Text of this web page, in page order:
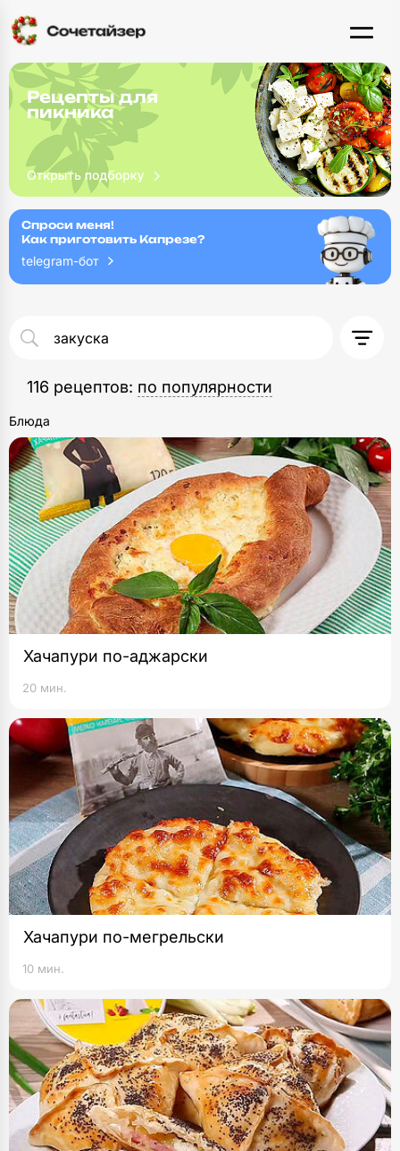
Рецепты для
пикника
Спроси меня!
Как приготовить Капрезе?
telegram-бот
116 рецептов:
Блюда
Хачапури по-аджарски
20 мин.
Хачапури по-мегрельски
10 мин.